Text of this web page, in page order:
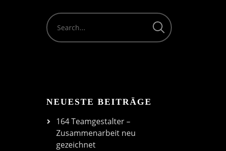
volume.
NEUESTE BEITRÄGE
164 Teamgestalter –
Zusammenarbeit neu
gezeichnet